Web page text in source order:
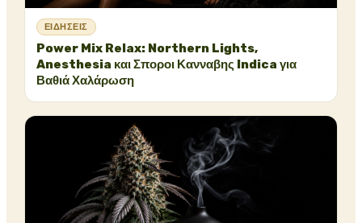
ΕΙΔΉΣΕΙΣ
Power Mix Relax: Northern Lights,
Anesthesia και Σποροι Κανναβης Indica για
Βαθιά Χαλάρωση